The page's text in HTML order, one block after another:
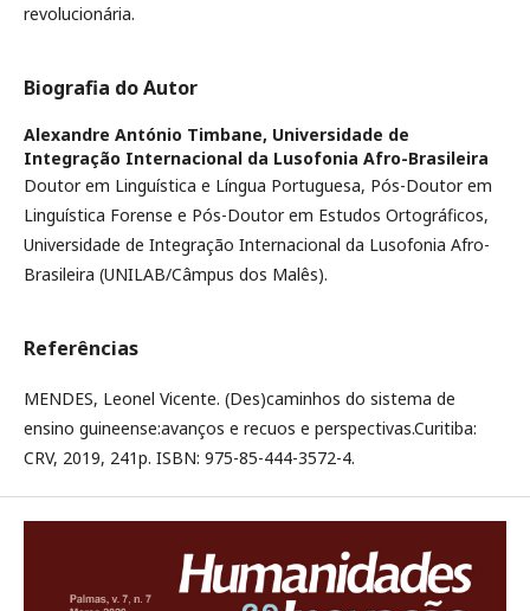
revolucionária.
Biografia do Autor
Alexandre António Timbane, Universidade de
Integração Internacional da Lusofonia Afro-Brasileira
Doutor em Linguística e Língua Portuguesa, Pós-Doutor em
Linguística Forense e Pós-Doutor em Estudos Ortográficos,
Universidade de Integração Internacional da Lusofonia Afro-
Brasileira (UNILAB/Câmpus dos Malês).
Referências
MENDES, Leonel Vicente. (Des)caminhos do sistema de
ensino guineense:avanços e recuos e perspectivas.Curitiba:
CRV, 2019, 241p. ISBN: 975-85-444-3572-4.